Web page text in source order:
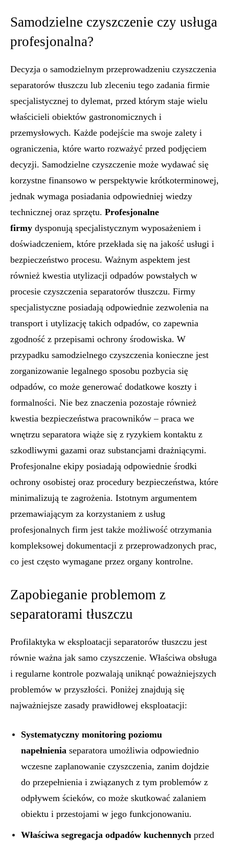
Samodzielne czyszczenie czy usługa
profesjonalna?
Decyzja o samodzielnym przeprowadzeniu czyszczenia
separatorów tłuszczu lub zleceniu tego zadania firmie
specjalistycznej to dylemat, przed którym staje wielu
właścicieli obiektów gastronomicznych i
przemysłowych. Każde podejście ma swoje zalety i
ograniczenia, które warto rozważyć przed podjęciem
decyzji. Samodzielne czyszczenie może wydawać się
korzystne finansowo w perspektywie krótkoterminowej,
jednak wymaga posiadania odpowiedniej wiedzy
technicznej oraz sprzętu. Profesjonalne
firmy dysponują specjalistycznym wyposażeniem i
doświadczeniem, które przekłada się na jakość usługi i
bezpieczeństwo procesu. Ważnym aspektem jest
również kwestia utylizacji odpadów powstałych w
procesie czyszczenia separatorów tłuszczu. Firmy
specjalistyczne posiadają odpowiednie zezwolenia na
transport i utylizację takich odpadów, co zapewnia
zgodność z przepisami ochrony środowiska. W
przypadku samodzielnego czyszczenia konieczne jest
zorganizowanie legalnego sposobu pozbycia się
odpadów, co może generować dodatkowe koszty i
formalności. Nie bez znaczenia pozostaje również
kwestia bezpieczeństwa pracowników – praca we
wnętrzu separatora wiąże się z ryzykiem kontaktu z
szkodliwymi gazami oraz substancjami drażniącymi.
Profesjonalne ekipy posiadają odpowiednie środki
ochrony osobistej oraz procedury bezpieczeństwa, które
minimalizują te zagrożenia. Istotnym argumentem
przemawiającym za korzystaniem z usług
profesjonalnych firm jest także możliwość otrzymania
kompleksowej dokumentacji z przeprowadzonych prac,
co jest często wymagane przez organy kontrolne.
Zapobieganie problemom z
separatorami tłuszczu
Profilaktyka w eksploatacji separatorów tłuszczu jest
równie ważna jak samo czyszczenie. Właściwa obsługa
i regularne kontrole pozwalają uniknąć poważniejszych
problemów w przyszłości. Poniżej znajdują się
najważniejsze zasady prawidłowej eksploatacji:
Systematyczny monitoring poziomu
napełnienia separatora umożliwia odpowiednio
wczesne zaplanowanie czyszczenia, zanim dojdzie
do przepełnienia i związanych z tym problemów z
odpływem ścieków, co może skutkować zalaniem
obiektu i przestojami w jego funkcjonowaniu.
Właściwa segregacja odpadów kuchennych przed